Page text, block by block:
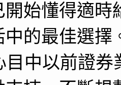
始懂得適
的最佳選擇
以前證券